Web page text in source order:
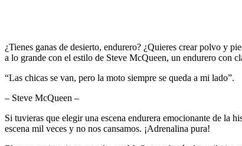
¿Tienes ganas de desierto, endurero? ¿Quieres crear polvo y
a lo grande con el estilo de Steve McQueen, un endurero con
“Las chicas se van, pero la moto siempre se queda a mi lado”.
– Steve McQueen –
Si tuvieras que elegir una escena endurera emocionante de la
escena mil veces y no nos cansamos. ¡Adrenalina pura!